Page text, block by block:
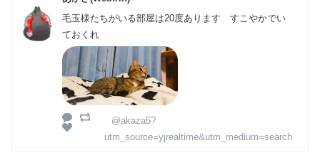
毛玉様たちがいる部屋は20度あります すこやかでい
ておくれ
@akaza5?
utm_source=yjrealtime&utm_medium=search